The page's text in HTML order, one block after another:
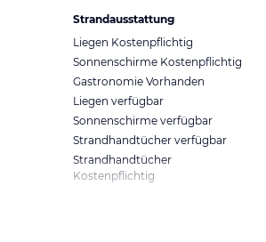
Strandausstattung
Liegen Kostenpflichtig
Sonnenschirme Kostenpflichtig
Gastronomie Vorhanden
Liegen verfügbar
Sonnenschirme verfügbar
Strandhandtücher verfügbar
Strandhandtücher
Kostenpflichtig